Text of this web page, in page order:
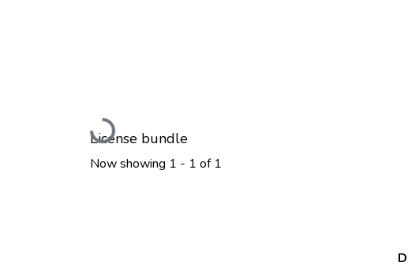
Loading...
License bundle
Now showing 1 - 1 of 1